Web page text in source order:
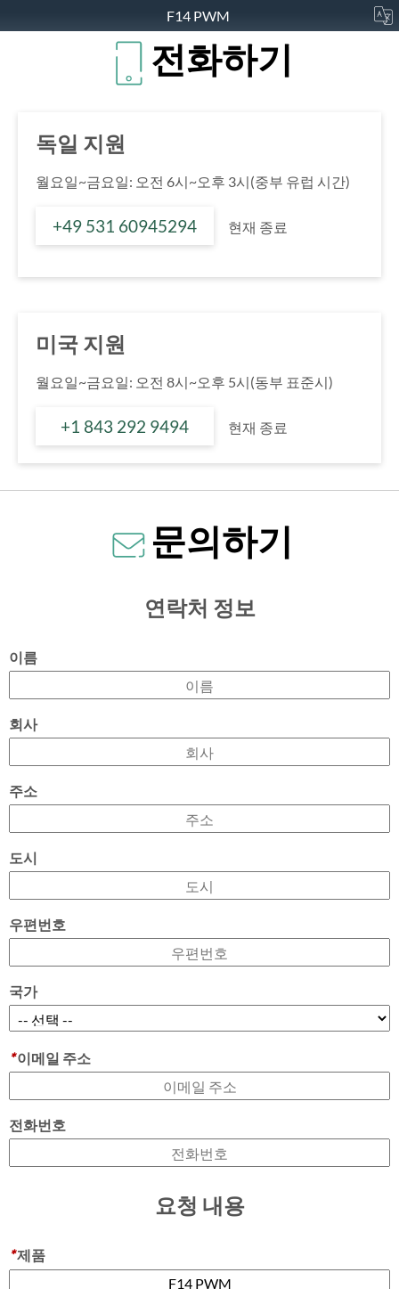
F14 PWM
전화하기
독일 지원
월요일~금요일: 오전 6시~오후 3시(중부 유럽 시간)
+49 531 60945294 현재 종료
미국 지원
월요일~금요일: 오전 8시~오후 5시(동부 표준시)
+1 843 292 9494 현재 종료
문의하기
연락처 정보
이름
회사
주소
도시
우편번호
국가
*이메일 주소
전화번호
요청 내용
*제품